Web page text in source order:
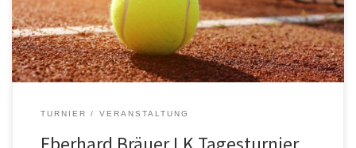
Turnierverantwortlichen wenden: Heiko Nebe, mobil: +49 174
2816 272, email […]
TURNIER VERANSTALTUNG
Eberhard Bräuer LK Tagesturnier